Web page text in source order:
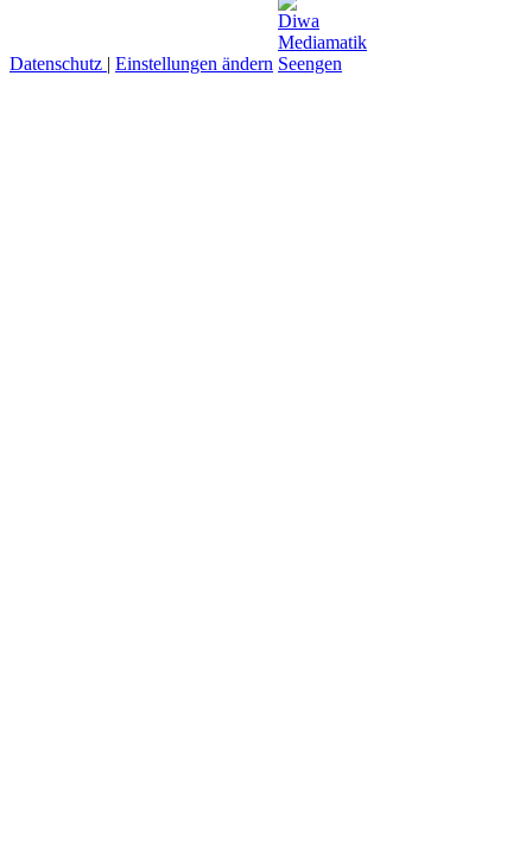
Datenschutz | Einstellungen ändern